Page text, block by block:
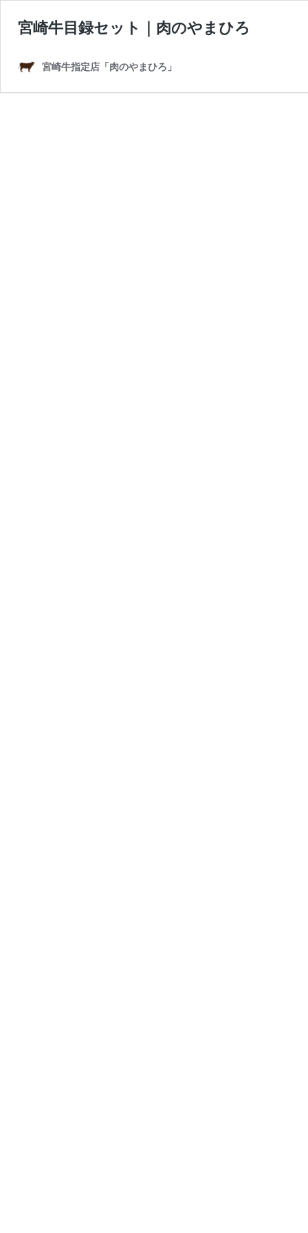
宮崎牛目録セット｜肉のやまひろ
宮崎牛指定店「肉のやまひろ」